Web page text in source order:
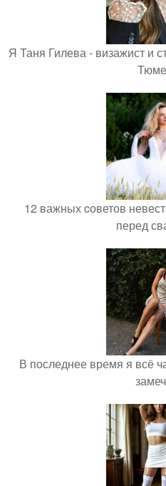
Я Таня Гилева - визажист и
12 важных cоветов
перед
В последнее время я всё